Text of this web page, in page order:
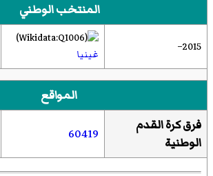
المنتخب الوطني
2015–
غينيا
المواقع
فرق كرة القدم
الوطنية
60419